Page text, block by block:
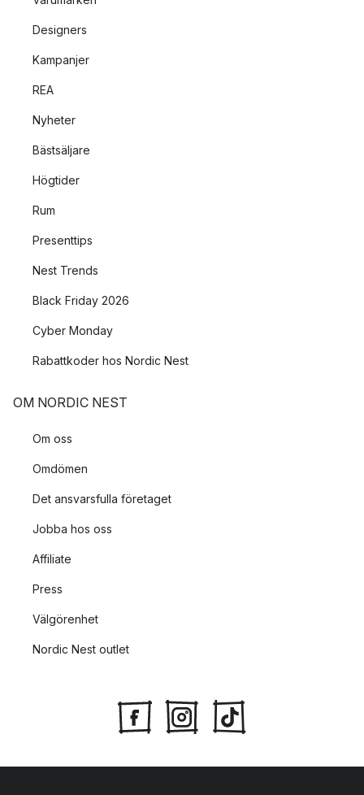
Designers
Kampanjer
REA
Nyheter
Bästsäljare
Högtider
Rum
Presenttips
Nest Trends
Black Friday 2026
Cyber Monday
Rabattkoder hos Nordic Nest
OM NORDIC NEST
Om oss
Omdömen
Det ansvarsfulla företaget
Jobba hos oss
Affiliate
Press
Välgörenhet
Nordic Nest outlet